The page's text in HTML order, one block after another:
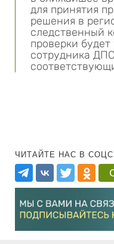
для принятия
решения в
следственный
проверки
сотрудника
ЧИТАЙТЕ НАС В